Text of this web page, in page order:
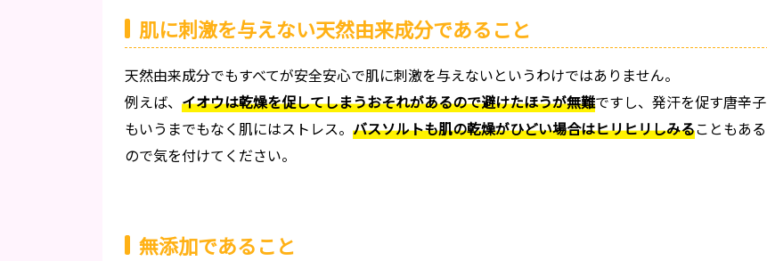
肌に刺激を与えない天然由来成分であること
天然由来成分でもすべてが安全安心で肌に刺激を与えないというわけではありません。
例えば、 イオウは乾燥を促してしまうおそれがあるので避けたほうが無難ですし、発汗を促す唐辛子
もいうまでもなく肌にはストレス。 バスソルトも肌の乾燥がひどい場合はヒリヒリしみることもある
ので気を付けてください。
無添加であること